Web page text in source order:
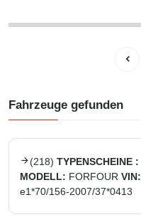
Fahrzeuge gefunden
(218) TYPENSCHEINE :
MODELL: FORFOUR VIN:
e1*70/156-2007/37*0413